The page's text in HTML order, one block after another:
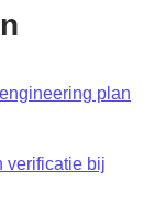
plan
verificatie bij